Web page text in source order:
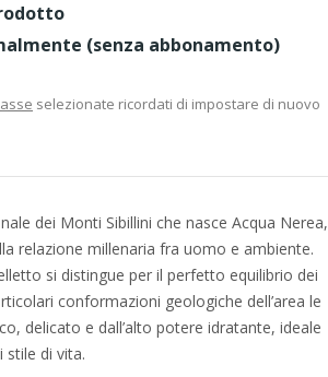
(senza abbonamento)
selezionate ricordati di impostare di nuovo
dei Monti Sibillini che nasce Acqua Nerea,
relazione millenaria fra uomo e ambiente.
si distingue per il perfetto equilibrio dei
conformazioni geologiche dell’area le
delicato e dall’alto potere idratante, ideale
stile di vita.